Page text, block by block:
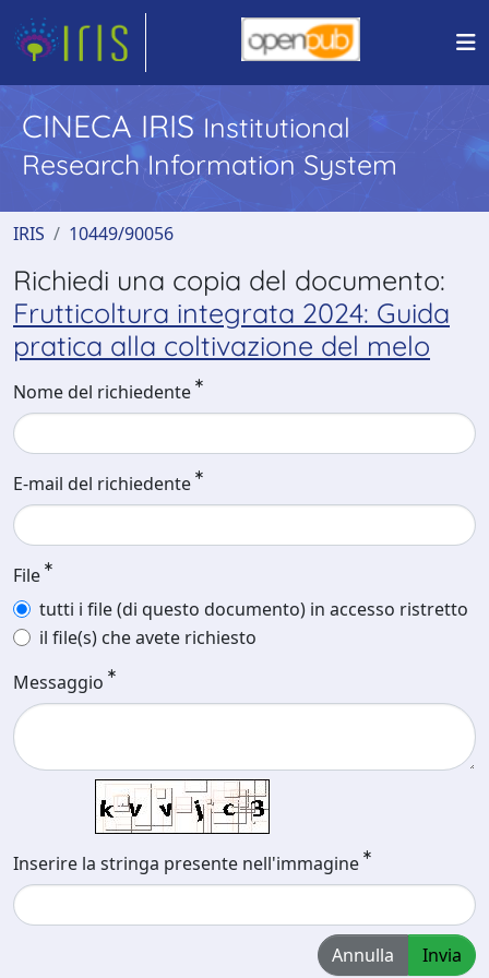
CINECA IRIS Institutional
Research Information System
IRIS 10449/90056
Richiedi una copia del documento:
Frutticoltura integrata 2024: Guida
pratica alla coltivazione del melo
Nome del richiedente
E-mail del richiedente
File
tutti i file (di questo documento) in accesso ristretto
il file(s) che avete richiesto
Messaggio
Inserire la stringa presente nell'immagine
Annulla Invia